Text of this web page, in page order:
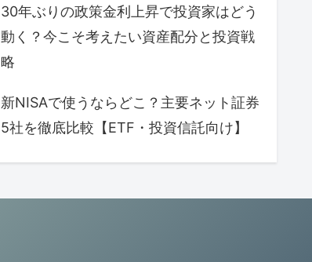
30年ぶりの政策金利上昇で投資家はどう
動く？今こそ考えたい資産配分と投資戦
略
新NISAで使うならどこ？主要ネット証券
5社を徹底比較【ETF・投資信託向け】